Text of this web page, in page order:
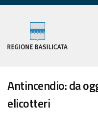
Antincendio: da
elicotteri